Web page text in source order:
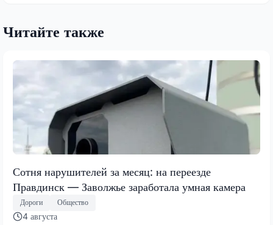
Читайте также
Сотня нарушителей за месяц: на переезде
Правдинск — Заволжье заработала умная камера
Дороги Общество
4 августа